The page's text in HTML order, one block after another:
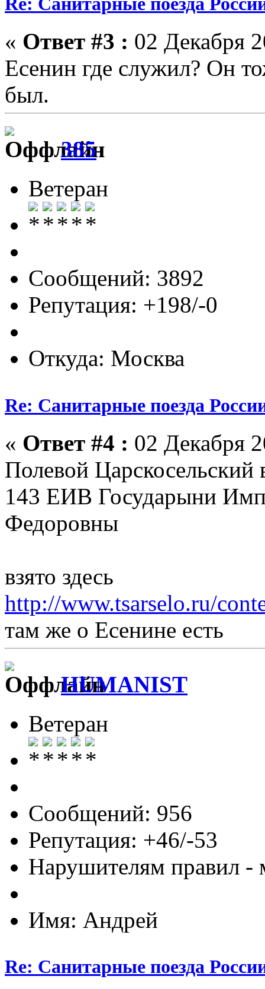
« Ответ #3 : 02 Декабря
Есенин где служил? Он
был.
385
Ветеран
Сообщений: 3892
Репутация: +198/-0
Откуда: Москва
Re: Санитарные поезда
« Ответ #4 : 02 Декабря
Полевой
143 ЕИВ Государыни
Федоровны
взято здесь
http://www.tsarselo.ru/
там же о Есенине есть
HUMANIST
Ветеран
Сообщений: 956
Репутация: +46/-53
Нарушителям правил -
Имя: Андрей
Re: Санитарные поезда